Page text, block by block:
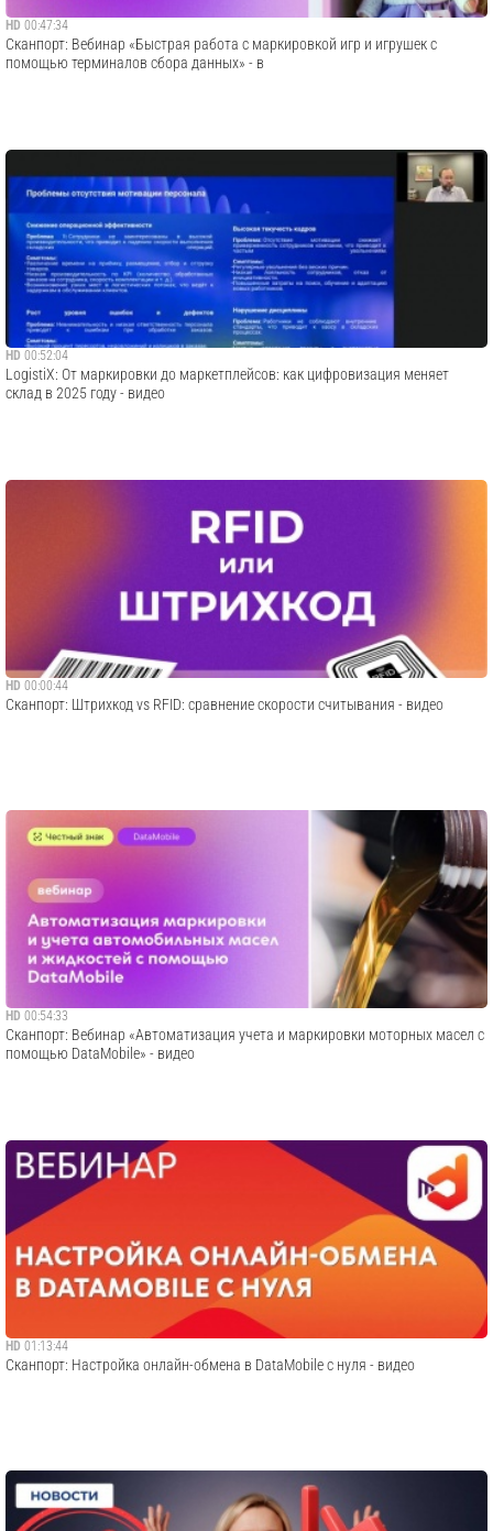
HD 00:47:34
Сканпорт: Вебинар «Быстрая работа с маркировкой игр и игрушек с
помощью терминалов сбора данных» - в
HD 00:52:04
​LogistiX: От маркировки до маркетплейсов: как цифровизация меняет
склад в 2025 году - видео
HD 00:00:44
Сканпорт: Штрихкод vs RFID: сравнение скорости считывания - видео
HD 00:54:33
Сканпорт: Вебинар «Автоматизация учета и маркировки моторных масел с
помощью DataMobile» - видео
HD 01:13:44
Сканпорт: Настройка онлайн-обмена в DataMobile с нуля - видео